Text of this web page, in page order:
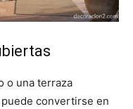
o una terraza
convertirse en